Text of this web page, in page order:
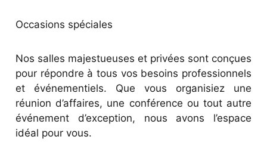
Occasions spéciales
Nos salles majestueuses et privées sont conçues
pour répondre à tous vos besoins professionnels
et événementiels. Que vous organisiez une
réunion d’affaires, une conférence ou tout autre
événement d’exception, nous avons l’espace
idéal pour vous.